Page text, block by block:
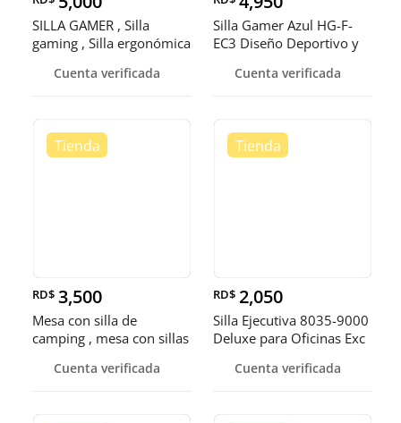
SILLA GAMER , Silla
gaming , Silla ergonómica
Cuenta verificada
Silla Gamer Azul HG-F-
EC3 Diseño Deportivo y
Cuenta verificada
RD$ 3,500
Mesa con silla de
camping , mesa con sillas
Cuenta verificada
RD$ 2,050
Silla Ejecutiva 8035-9000
Deluxe para Oficinas Exc
Cuenta verificada